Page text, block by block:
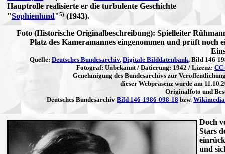
Hauptrolle realisierte er die turbulente Geschichte
"Sophienlund"5) (1943).
Foto (Historische Originalbeschreibung): Spielleiter
Platz des Kameramannes eingenommen und prüft noch
Quelle: Deutsches Bundesarchiv, Digitale Bilddatenbank, Bild 146-
Fotograf: Unbekannt / Datierung: 1942 / Lizenz:
Genehmigung des Bundesarchivs zur
dieser Webpräsenz wurde am
Originalfoto und
Deutsches Bundesarchiv Bild 146-1986-098-18 bzw.
Doch
Stars
und